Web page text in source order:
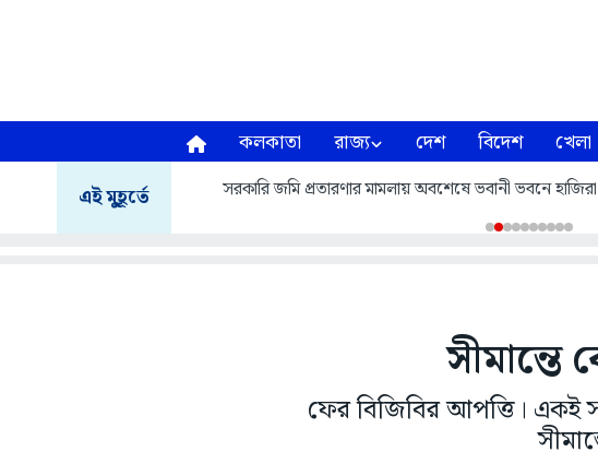
কলকাতা রাজ্য দেশ বিদেশ খেলা
এই মুহূর্তে সরকারি জমি প্রতারণার মামলায় অবশেষে ভবানী ভবনে
সীমান্তে
ফের বিজিবির আপত্তি। একই